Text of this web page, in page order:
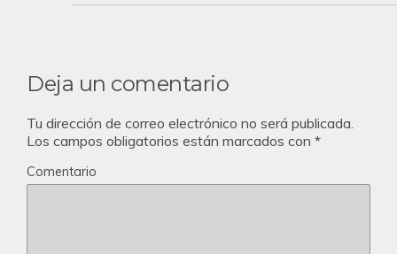
Deja un comentario
Tu dirección de correo electrónico no será publicada.
Los campos obligatorios están marcados con *
Comentario